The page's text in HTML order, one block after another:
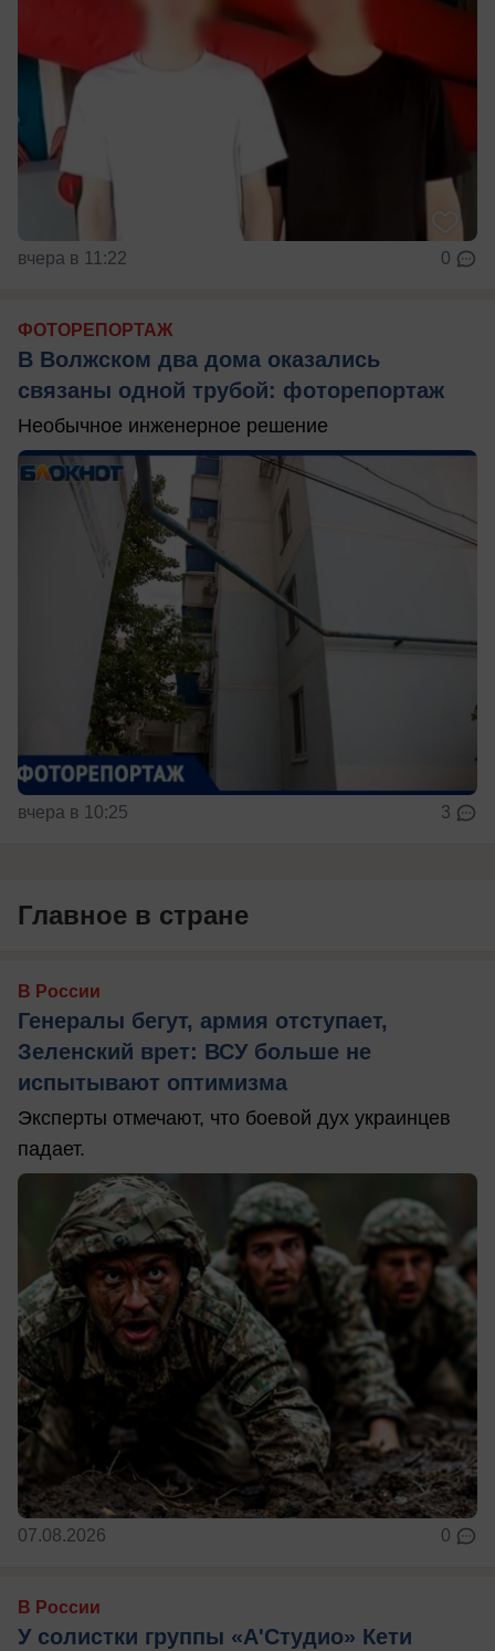
вчера в 11:22 0
ФОТОРЕПОРТАЖ
В Волжском два дома оказались
связаны одной трубой: фоторепортаж
Необычное инженерное решение
вчера в 10:25 3
Главное в стране
В России
Генералы бегут, армия отступает,
Зеленский врет: ВСУ больше не
испытывают оптимизма
Эксперты отмечают, что боевой дух украинцев
падает.
07.08.2026 0
В России
У солистки группы «А'Студио» Кети